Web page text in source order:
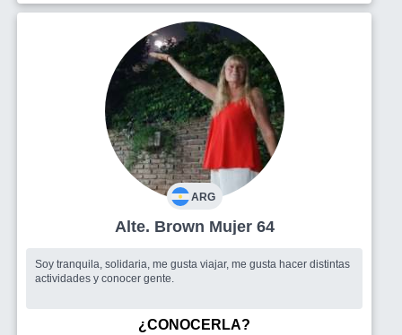
ARG
Alte. Brown Mujer 64
Soy tranquila, solidaria, me gusta viajar, me gusta hacer distintas
actividades y conocer gente.
¿CONOCERLA?